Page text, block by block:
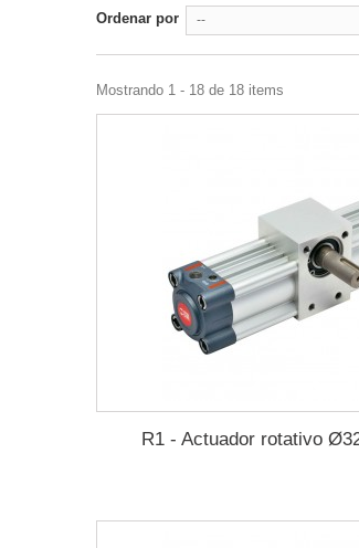
Ordenar por --
Mostrando 1 - 18 de 18 items
R1 - Actuador rotativo